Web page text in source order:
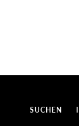
SUCHEN